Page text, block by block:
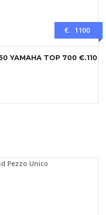
€. 1100
YAMAHA TOP 700 €.110